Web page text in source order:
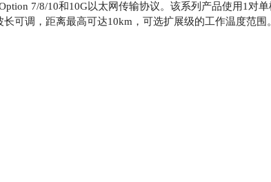
7/8/10和10G以太网传输协议。该系列产品使用1对
长可调，距离最高可达10km，可选扩展级的工作温度范围。